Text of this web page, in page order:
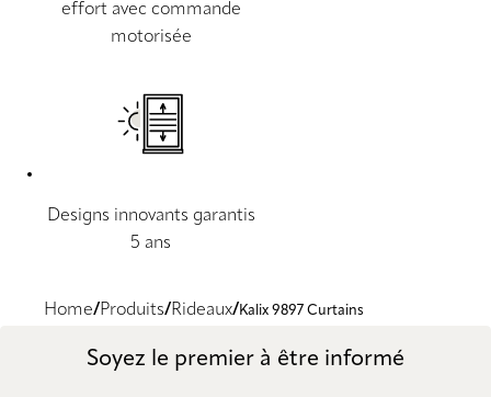
effort avec commande
motorisée
Designs innovants garantis
5 ans
Home Produits Rideaux Kalix 9897 Curtains
Soyez le premier à être informé